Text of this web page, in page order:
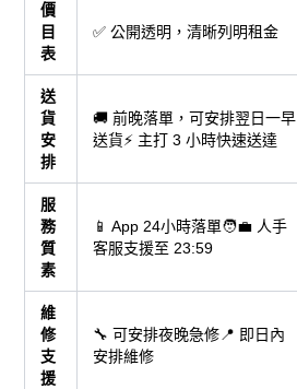
價
目
表
✅ 公開透明，清晰列明租金
送
貨
安
排
🚚 前晚落單，可安排翌日一早
送貨⚡ 主打 3 小時快速送達
服
務
質
素
📱 App 24小時落單🧑‍💼 人手
客服支援至 23:59
維
修
支
援
🔧 可安排夜晚急修📍 即日內
安排維修